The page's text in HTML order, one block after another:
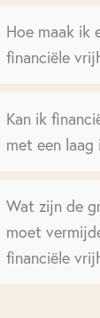
Hoe maak ik
financiële
Kan ik
met een laag
Wat zijn de
moet
financiële